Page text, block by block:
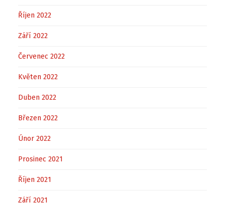
Říjen 2022
Září 2022
Červenec 2022
Květen 2022
Duben 2022
Březen 2022
Únor 2022
Prosinec 2021
Říjen 2021
Září 2021